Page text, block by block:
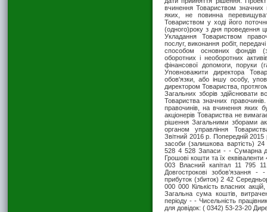
вчинення Товариством значних
яких, не повинна
Товариством у ході його
(одного)року з дня проведення
Укладання Товариством
послуг, виконання робіт,
способом основних фондів
оборотних і необоротних
фінансової допомоги, поруки
Уповноважити директора
обов'язки, або іншу особу,
директором Товариства,
Загальних зборів здійснювати
Товариства значних
правочинів, на вчинення яких
акціонерів Товариства не
рішення Загальними зборами
органом управління
Звітний 2016 р. Попередній
засоби (залишкова вартість) 24
528 4 528 Запаси - - Сумарна
Грошові кошти та їх
003 Власний капітал 11 795
Довгострокові зобов’язання
прибуток (збиток) 2 42
000 000 Кількість власних
Загальна сума коштів,
періоду - - Чисельність
для довідок: ( 0342) 53-23-20